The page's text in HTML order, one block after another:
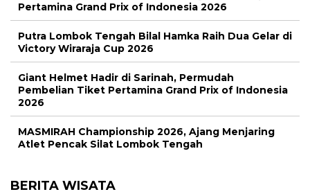
Pertamina Grand Prix of Indonesia 2026
Putra Lombok Tengah Bilal Hamka Raih Dua Gelar di
Victory Wiraraja Cup 2026
Giant Helmet Hadir di Sarinah, Permudah
Pembelian Tiket Pertamina Grand Prix of Indonesia
2026
MASMIRAH Championship 2026, Ajang Menjaring
Atlet Pencak Silat Lombok Tengah
BERITA WISATA